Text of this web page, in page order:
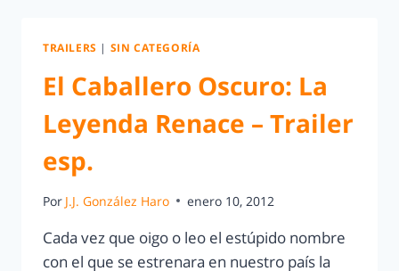
TRAILERS | SIN CATEGORÍA
El Caballero Oscuro: La
Leyenda Renace – Trailer
esp.
Por J.J. González Haro enero 10, 2012
Cada vez que oigo o leo el estúpido nombre
con el que se estrenara en nuestro país la